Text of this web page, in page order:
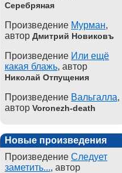
Серебряная
Произведение Мурман,
автор Дмитрий Новиковъ
Произведение Или ещё
какая блажь, автор
Николай Отпущения
Произведение Вальгалла,
автор Voronezh-death
Новые произведения
Произведение Следует
заметить..., автор